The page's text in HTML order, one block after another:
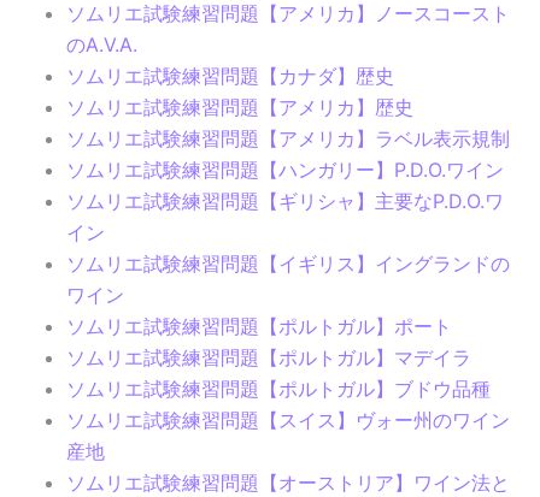
ソムリエ試験練習問題【アメリカ】ノースコースト
のA.V.A.
ソムリエ試験練習問題【カナダ】歴史
ソムリエ試験練習問題【アメリカ】歴史
ソムリエ試験練習問題【アメリカ】ラベル表示規制
ソムリエ試験練習問題【ハンガリー】P.D.O.ワイン
ソムリエ試験練習問題【ギリシャ】主要なP.D.O.ワ
イン
ソムリエ試験練習問題【イギリス】イングランドの
ワイン
ソムリエ試験練習問題【ポルトガル】ポート
ソムリエ試験練習問題【ポルトガル】マデイラ
ソムリエ試験練習問題【ポルトガル】ブドウ品種
ソムリエ試験練習問題【スイス】ヴォー州のワイン
産地
ソムリエ試験練習問題【オーストリア】ワイン法と